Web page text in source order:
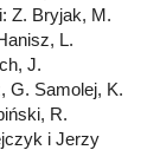
Z. Bryjak, M.
L.
J.
G. Samolej, K.
R.
i Jerzy